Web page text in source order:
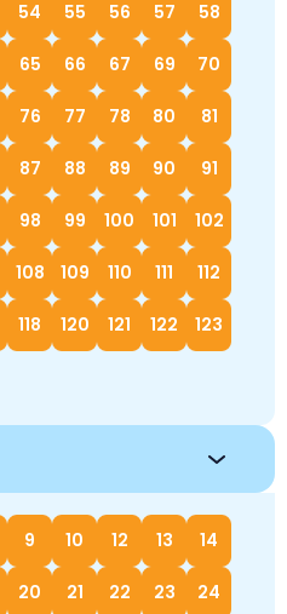
54 55 56 57 58
65 66 67 69 70
76 77 78 80 81
87 88 89 90 91
98 99 100 101 102
108 109 110 111 112
118 120 121 122 123
9 10 12 13 14
20 21 22 23 24